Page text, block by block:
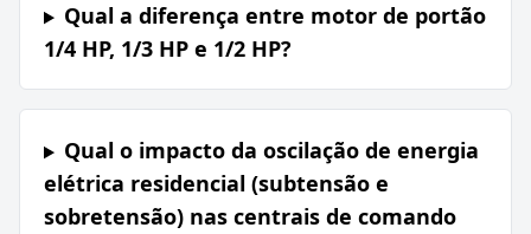
Qual a diferença entre motor de portão
1/4 HP, 1/3 HP e 1/2 HP?
Qual o impacto da oscilação de energia
elétrica residencial (subtensão e
sobretensão) nas centrais de comando